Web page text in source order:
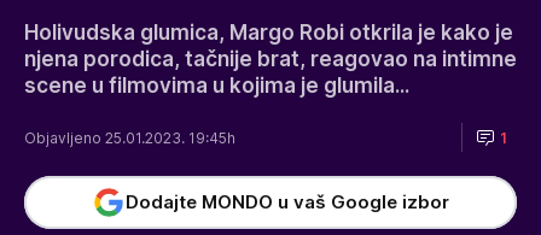
Holivudska glumica, Margo Robi otkrila je kako je
njena porodica, tačnije brat, reagovao na intimne
scene u filmovima u kojima je glumila...
Objavljeno 25.01.2023. 19:45h 1
Dodajte MONDO u vaš Google izbor